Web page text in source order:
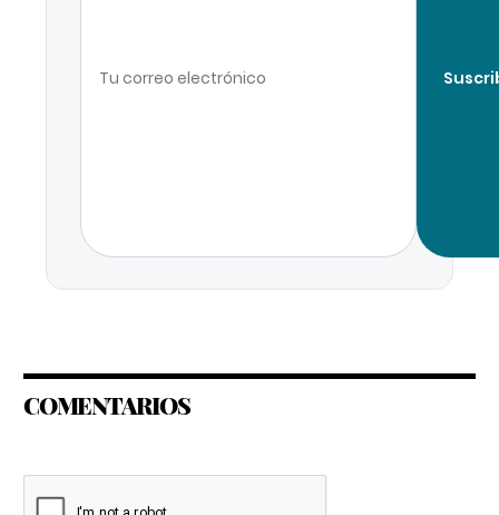
COMENTARIOS